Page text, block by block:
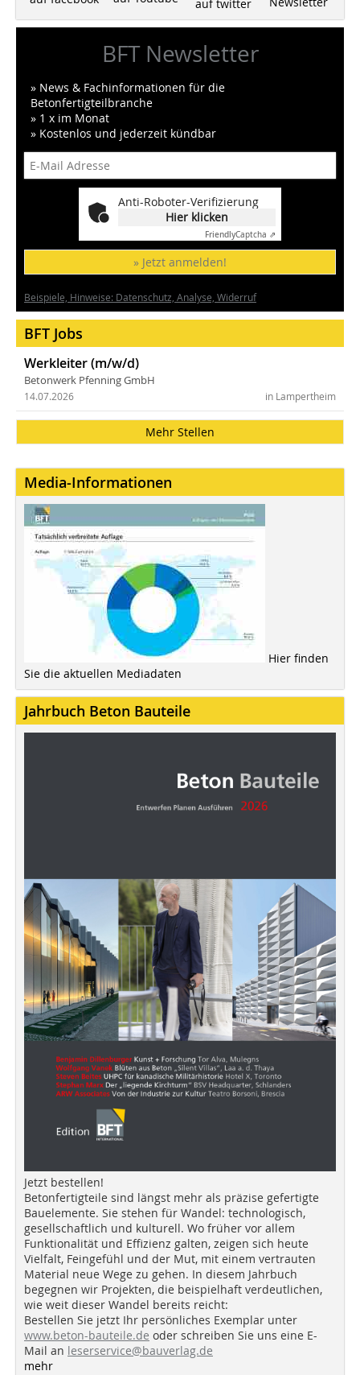
auf twitter
BFT Newsletter
» News & Fachinformationen für die
Betonfertigteilbranche
» 1 x im Monat
» Kostenlos und jederzeit kündbar
Anti-Roboter-Verifizierung
Hier klicken
FriendlyCaptcha ⇗
» Jetzt anmelden!
Beispiele, Hinweise: Datenschutz, Analyse, Widerruf
BFT Jobs
Werkleiter (m/w/d)
Betonwerk Pfenning GmbH
in Lampertheim
14.07.2026
Mehr Stellen
Media-Informationen
Hier finden
Sie die aktuellen Mediadaten
Jahrbuch Beton Bauteile
Jetzt bestellen!
Betonfertigteile sind längst mehr als präzise gefertigte
Bauelemente. Sie stehen für Wandel: technologisch,
gesellschaftlich und kulturell. Wo früher vor allem
Funktionalität und Effizienz galten, zeigen sich heute
Vielfalt, Feingefühl und der Mut, mit einem vertrauten
Material neue Wege zu gehen. In diesem Jahrbuch
begegnen wir Projekten, die beispielhaft verdeutlichen,
wie weit dieser Wandel bereits reicht:
Bestellen Sie jetzt Ihr persönliches Exemplar unter
www.beton-bauteile.de oder schreiben Sie uns eine E-
Mail an leserservice@bauverlag.de
mehr